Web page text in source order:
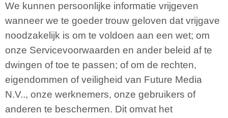
We kunnen persoonlijke informatie vrijgeven
wanneer we te goeder trouw geloven dat vrijgave
noodzakelijk is om te voldoen aan een wet; om
onze Servicevoorwaarden en ander beleid af te
dwingen of toe te passen; of om de rechten,
eigendommen of veiligheid van Future Media
N.V.., onze werknemers, onze gebruikers of
anderen te beschermen. Dit omvat het